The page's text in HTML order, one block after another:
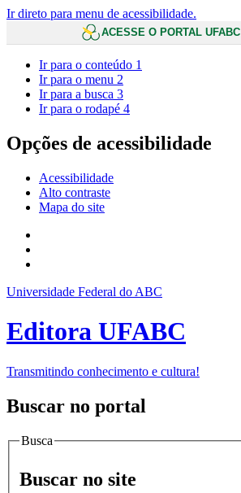
Ir direto para menu de acessibilidade.
ACESSE O PORTAL UFABC
Ir para o conteúdo 1
Ir para o menu 2
Ir para a busca 3
Ir para o rodapé 4
Opções de acessibilidade
Acessibilidade
Alto contraste
Mapa do site
Universidade Federal do ABC
Editora UFABC
Transmitindo conhecimento e cultura!
Buscar no portal
Busca
Buscar no site